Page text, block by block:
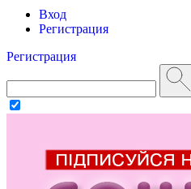
Вход
Регистрация
Регистрация